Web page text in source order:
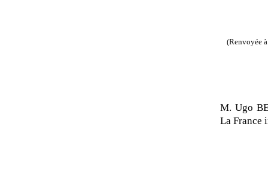
(Renvoyée
M. Ugo
La France